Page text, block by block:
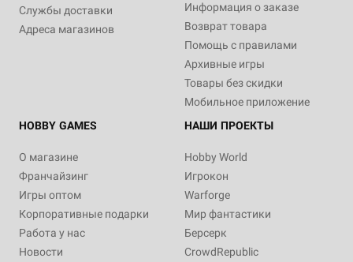
Службы доставки
Адреса магазинов
Информация о заказе
Возврат товара
Помощь с правилами
Архивные игры
Товары без скидки
Мобильное приложение
HOBBY GAMES
О магазине
Франчайзинг
Игры оптом
Корпоративные подарки
Работа у нас
Новости
НАШИ ПРОЕКТЫ
Hobby World
Игрокон
Warforge
Мир фантастики
Берсерк
CrowdRepublic